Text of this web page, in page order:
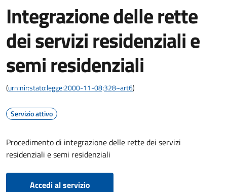
Integrazione delle rette
dei servizi residenziali e
semi residenziali
(urn:nir:stato:legge:2000-11-08;328~art6)
Servizio attivo
Procedimento di integrazione delle rette dei servizi
residenziali e semi residenziali
Accedi al servizio